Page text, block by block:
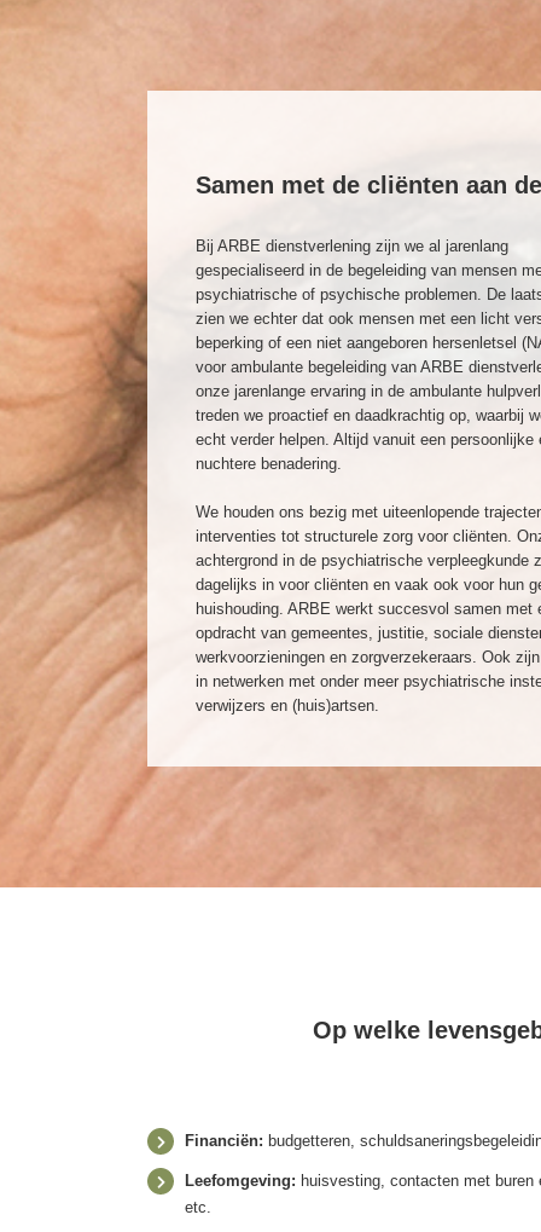
Samen met de cliënten aan
Bij ARBE dienstverlening zijn we al jarenlang
gespecialiseerd in de begeleiding van mensen
psychiatrische of psychische problemen. De
zien we echter dat ook mensen met een licht
beperking of een niet aangeboren hersenletsel
voor ambulante begeleiding van ARBE
onze jarenlange ervaring in de ambulante
treden we proactief en daadkrachtig op, waarbij
echt verder helpen. Altijd vanuit een persoonlijke
nuchtere benadering.
We houden ons bezig met uiteenlopende
interventies tot structurele zorg voor cliënten.
achtergrond in de psychiatrische verpleegkunde
dagelijks in voor cliënten en vaak ook voor hun
huishouding. ARBE werkt succesvol samen met
opdracht van gemeentes, justitie, sociale
werkvoorzieningen en zorgverzekeraars. Ook
in netwerken met onder meer psychiatrische
verwijzers en (huis)artsen.
Op welke
Financiën: budgetteren,
Leefomgeving: huisvesting, contacten met buren
etc.